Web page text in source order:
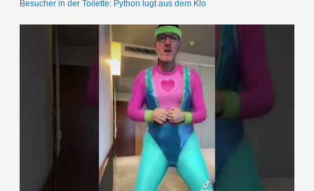
Besucher in der Toilette: Python lugt aus dem Klo